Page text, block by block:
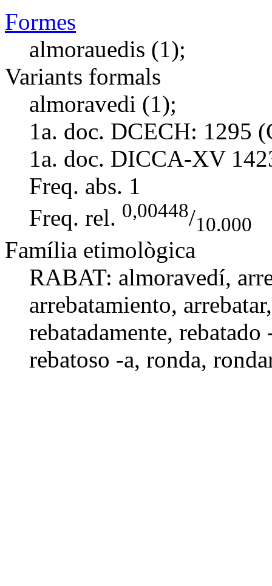
Formes
almorauedis (1);
Variants formals
almoravedi (1);
1a. doc. DCECH: 1295
1a. doc. DICCA-XV
Freq. abs. 1
Freq. rel. 0,00448/10.000
Família etimològica
RABAT: almoravedí,
arrebatamiento, arrebatar
rebatadamente, rebatado
rebatoso -a, ronda,